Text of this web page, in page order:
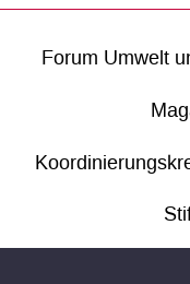
Forum Umwelt